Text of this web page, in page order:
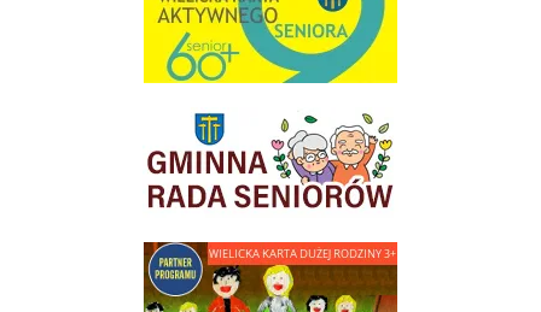
link do strony Gminnej Rady Seniorow - Wieliczka
link do strony - Wielicka Karta Dużej Rodziny